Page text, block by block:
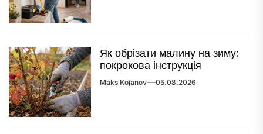
Як обрізати малину на зиму:
покрокова інструкція
Maks Kojanov 05.08.2026